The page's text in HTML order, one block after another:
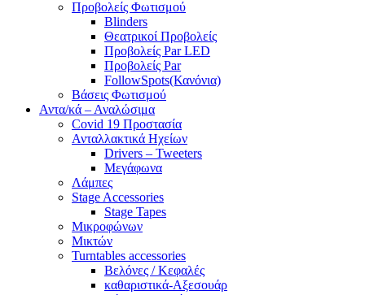
Προβολείς Φωτισμού
Blinders
Θεατρικοί Προβολείς
Προβολείς Par LED
Προβολείς Par
FollowSpots(Κανόνια)
Βάσεις Φωτισμού
Αντα/κά – Αναλώσιμα
Covid 19 Προστασία
Ανταλλακτικά Ηχείων
Drivers – Tweeters
Μεγάφωνα
Λάμπες
Stage Accessories
Stage Tapes
Μικροφώνων
Μικτών
Turntables accessories
Βελόνες / Κεφαλές
καθαριστικά-Αξεσουάρ